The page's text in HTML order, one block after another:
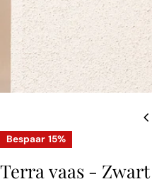
Bespaar 15%
Terra vaas - Zwart